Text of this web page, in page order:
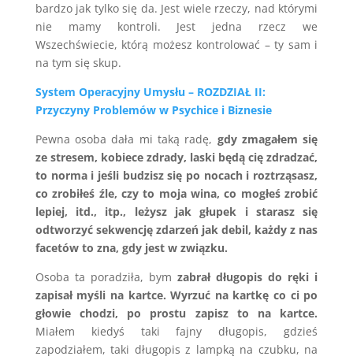
bardzo jak tylko się da. Jest wiele rzeczy, nad którymi
nie mamy kontroli. Jest jedna rzecz we
Wszechświecie, którą możesz kontrolować – ty sam i
na tym się skup.
System Operacyjny Umysłu – ROZDZIAŁ II:
Przyczyny Problemów w Psychice i Biznesie
Pewna osoba dała mi taką radę, gdy zmagałem się
ze stresem, kobiece zdrady, laski będą cię zdradzać,
to norma i jeśli budzisz się po nocach i roztrząsasz,
co zrobiłeś źle, czy to moja wina, co mogłeś zrobić
lepiej, itd., itp., leżysz jak głupek i starasz się
odtworzyć sekwencję zdarzeń jak debil, każdy z nas
facetów to zna, gdy jest w związku.
Osoba ta poradziła, bym zabrał długopis do ręki i
zapisał myśli na kartce. Wyrzuć na kartkę co ci po
głowie chodzi, po prostu zapisz to na kartce.
Miałem kiedyś taki fajny długopis, gdzieś
zapodziałem, taki długopis z lampką na czubku, na